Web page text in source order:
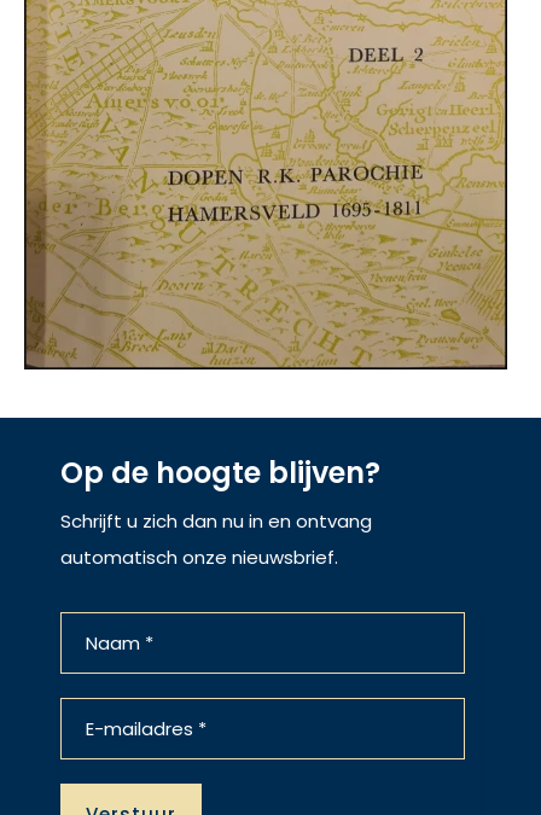
Op de hoogte blijven?
Schrijft u zich dan nu in en ontvang
automatisch onze nieuwsbrief.